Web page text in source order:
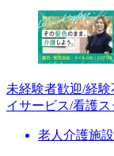
未経験者歓迎/経
イサービス/看護ス
老人介護施